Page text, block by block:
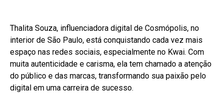
Thalita Souza, influenciadora digital de Cosmópolis, no
interior de São Paulo, está conquistando cada vez mais
espaço nas redes sociais, especialmente no Kwai. Com
muita autenticidade e carisma, ela tem chamado a atenção
do público e das marcas, transformando sua paixão pelo
digital em uma carreira de sucesso.